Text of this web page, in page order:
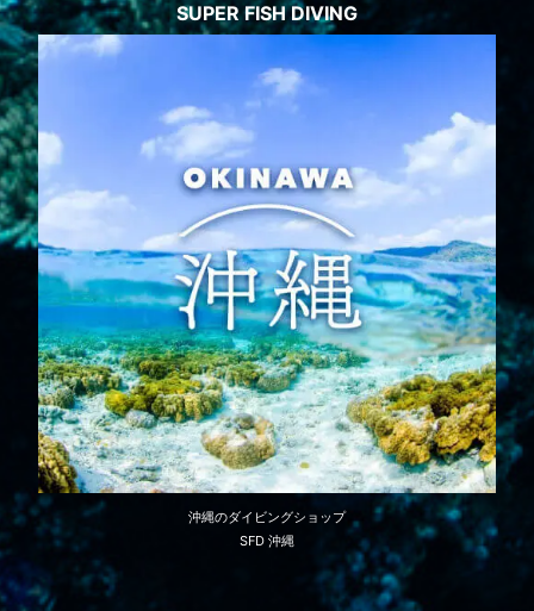
SUPER FISH DIVING
沖縄のダイビングショップ
SFD 沖縄